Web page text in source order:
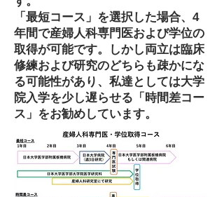
「最短コース」を選択した場合、4
年間で産婦人科専門医および学位の
取得が可能です。しかし両立は臨床
修練および研究のどちらも疎かにな
る可能性があり、私達としては大学
院入学を少し遅らせる「時間差コー
ス」をお勧めしています。